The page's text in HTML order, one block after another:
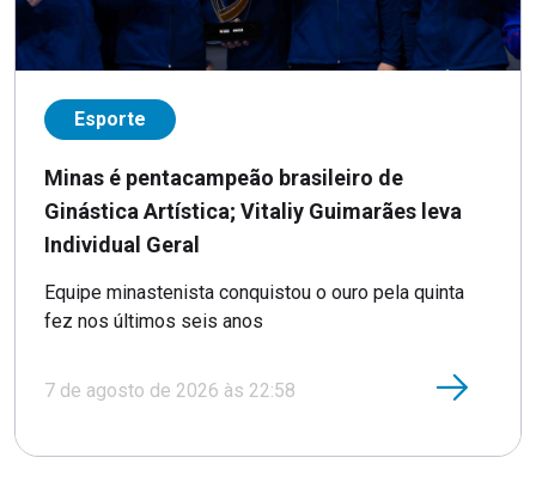
Esporte
Minas é pentacampeão brasileiro de
Ginástica Artística; Vitaliy Guimarães leva
Individual Geral
Equipe minastenista conquistou o ouro pela quinta
fez nos últimos seis anos
7 de agosto de 2026 às 22:58